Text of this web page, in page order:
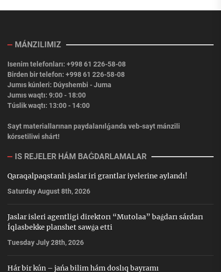
MÁNZILIMIZ
Isenim telefonları: +998 61 226-58-08
Birden bir telefon: +998 61 226-58-08
Jumıs kúnleri: Dúyshembi - Juma
Jumıs waqtı: 9:00 - 18:00
Túslik waqtı: 13:00 - 14:00
Sayt materiallarınan paydalanılǵanda veb-sayt mánzili
kórsetiliwi shárt!
IS REJELER HÁM BAǴDARLAMALAR
Qaraqalpaqstanlı jaslar iri grantlar iyelerine aylandı!
Saturday August 8th, 2026
Jaslar isleri agentligi direktorı “Mutolaa” baǵdarı sárdarı
Íqlasbekke planshet sawǵa etti
Tuesday July 28th, 2026
Hár bir kún – jańa bilim hám doslıq bayramı